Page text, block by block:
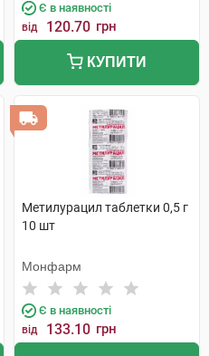
Є в наявності
від 120.70 грн
КУПИТИ
Метилурацил таблетки 0,5 г
10 шт
Монфарм
Є в наявності
від 133.10 грн